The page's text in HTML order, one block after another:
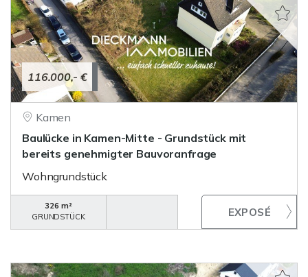
116.000,- €
Kamen
Baulücke in Kamen-Mitte - Grundstück mit
bereits genehmigter Bauvoranfrage
Wohngrundstück
326 m²
GRUNDSTÜCK